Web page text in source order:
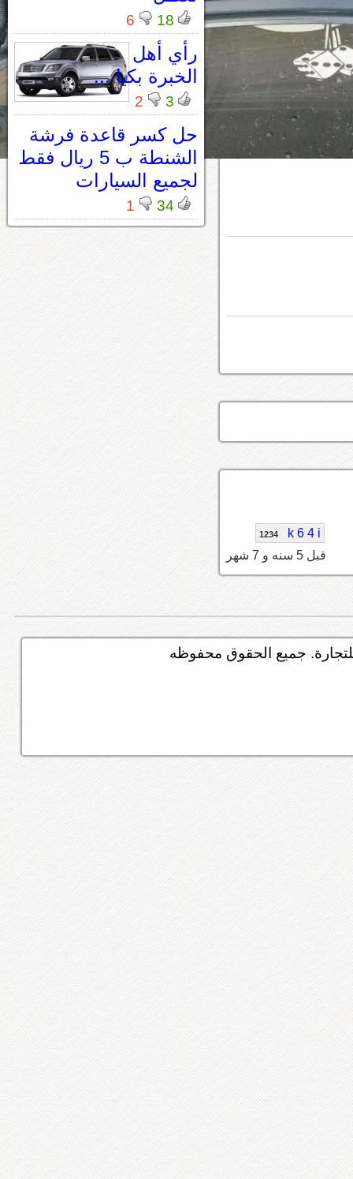
k 6 4 i
1234
قبل 5 سنه و 7 شهر
18
6
رأي أهل
الخبرة بكيا ...
3
2
حل كسر قاعدة فرشة
الشنطة ب 5 ريال فقط
لجميع السيارات
34
1
جميع الحقوق محفوظه